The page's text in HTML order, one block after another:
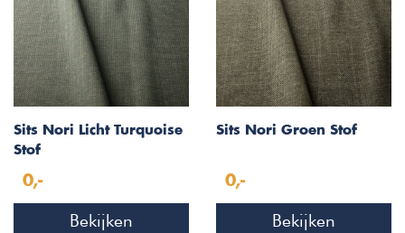
Sits Nori Licht Turquoise
Stof
0,-
Bekijken
Sits Nori Groen Stof
0,-
Bekijken